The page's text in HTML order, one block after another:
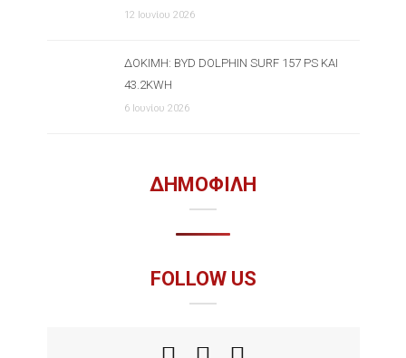
12 Ιουνίου 2026
ΔΟΚΙΜΉ: BYD DOLPHIN SURF 157 PS ΚΑΙ
43.2KWH
6 Ιουνίου 2026
ΔΗΜΟΦΙΛΗ
FOLLOW US